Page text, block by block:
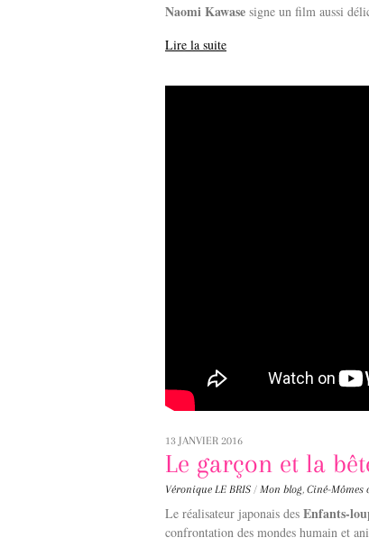
Naomi Kawase signe un film aussi
Lire la suite
13 JANVIER 2016
Le garçon et la
Véronique LE BRIS / Mon blog, Ciné-Mômes
Le réalisateur japonais des Enfants-
confrontation des mondes humain et